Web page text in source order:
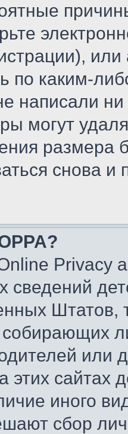
по каким-
написали
могут
размера
снова и
Privacy
сведений
Штатов,
собирающих
или
этих сайтах
иного
сбор